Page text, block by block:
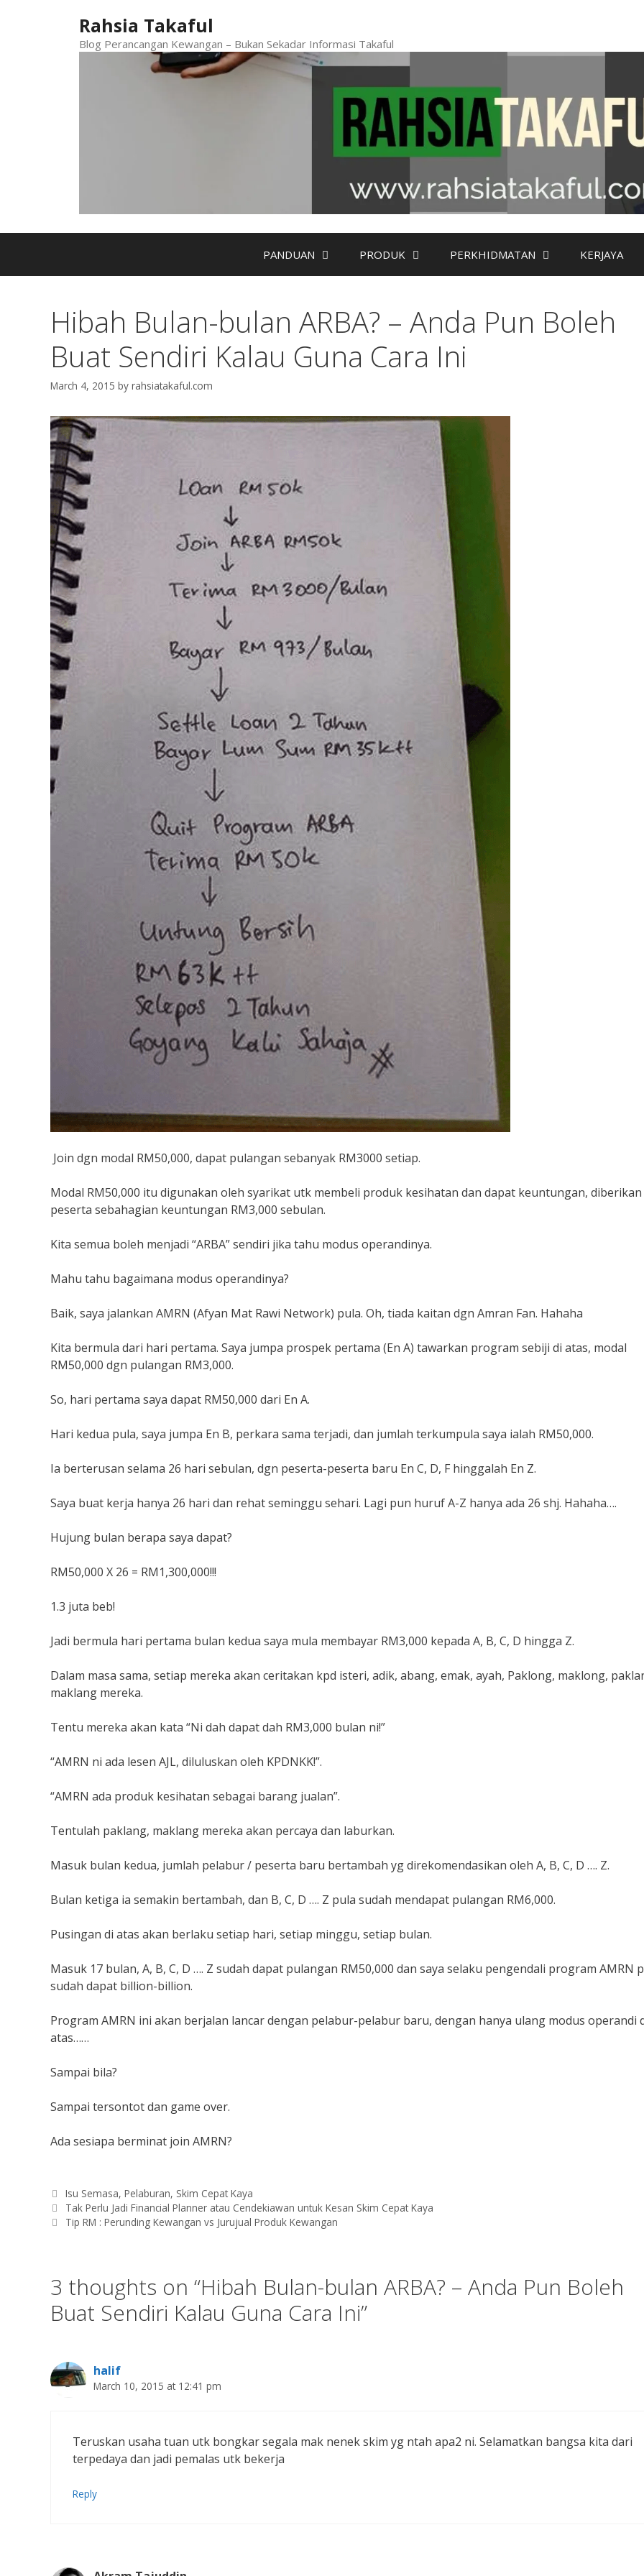
Rahsia Takaful
Blog Perancangan Kewangan – Bukan Sekadar Informasi Takaful
PANDUAN PRODUK PERKHIDMATAN KERJAYA
Hibah Bulan-bulan ARBA? – Anda Pun Boleh
Buat Sendiri Kalau Guna Cara Ini
March 4, 2015 by rahsiatakaful.com
Join dgn modal RM50,000, dapat pulangan sebanyak RM3000 setiap.
Modal RM50,000 itu digunakan oleh syarikat utk membeli produk kesihatan dan dapat keuntungan,
peserta sebahagian keuntungan RM3,000 sebulan.
Kita semua boleh menjadi “ARBA” sendiri jika tahu modus operandinya.
Mahu tahu bagaimana modus operandinya?
Baik, saya jalankan AMRN (Afyan Mat Rawi Network) pula. Oh, tiada kaitan dgn Amran Fan. Hahaha
Kita bermula dari hari pertama. Saya jumpa prospek pertama (En A) tawarkan program sebiji di atas, modal
RM50,000 dgn pulangan RM3,000.
So, hari pertama saya dapat RM50,000 dari En A.
Hari kedua pula, saya jumpa En B, perkara sama terjadi, dan jumlah terkumpula saya ialah RM50,000.
Ia berterusan selama 26 hari sebulan, dgn peserta-peserta baru En C, D, F hinggalah En Z.
Saya buat kerja hanya 26 hari dan rehat seminggu sehari. Lagi pun huruf A-Z hanya ada 26 shj. Hahaha….
Hujung bulan berapa saya dapat?
RM50,000 X 26 = RM1,300,000!!!
1.3 juta beb!
Jadi bermula hari pertama bulan kedua saya mula membayar RM3,000 kepada A, B, C, D hingga Z.
Dalam masa sama, setiap mereka akan ceritakan kpd isteri, adik, abang, emak, ayah, Paklong, maklong,
maklang mereka.
Tentu mereka akan kata “Ni dah dapat dah RM3,000 bulan ni!”
“AMRN ni ada lesen AJL, diluluskan oleh KPDNKK!”.
“AMRN ada produk kesihatan sebagai barang jualan”.
Tentulah paklang, maklang mereka akan percaya dan laburkan.
Masuk bulan kedua, jumlah pelabur / peserta baru bertambah yg direkomendasikan oleh A, B, C, D …. Z.
Bulan ketiga ia semakin bertambah, dan B, C, D …. Z pula sudah mendapat pulangan RM6,000.
Pusingan di atas akan berlaku setiap hari, setiap minggu, setiap bulan.
Masuk 17 bulan, A, B, C, D …. Z sudah dapat pulangan RM50,000 dan saya selaku pengendali program AMRN
sudah dapat billion-billion.
Program AMRN ini akan berjalan lancar dengan pelabur-pelabur baru, dengan hanya ulang modus operandi
atas……
Sampai bila?
Sampai tersontot dan game over.
Ada sesiapa berminat join AMRN?
Categories
Isu Semasa, Pelaburan, Skim Cepat Kaya
Tak Perlu Jadi Financial Planner atau Cendekiawan untuk Kesan Skim Cepat Kaya
Tip RM : Perunding Kewangan vs Jurujual Produk Kewangan
3 thoughts on “Hibah Bulan-bulan ARBA? – Anda Pun Boleh
Buat Sendiri Kalau Guna Cara Ini”
halif
March 10, 2015 at 12:41 pm
Teruskan usaha tuan utk bongkar segala mak nenek skim yg ntah apa2 ni. Selamatkan bangsa kita dari
terpedaya dan jadi pemalas utk bekerja
Reply